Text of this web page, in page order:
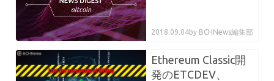
2018.09.04by BCHNews編集部
Ethereum Classic開
発のETCDEV、